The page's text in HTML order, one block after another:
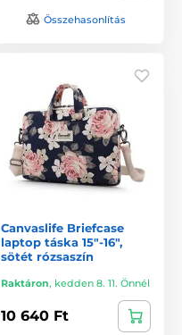
Összehasonlítás
Canvaslife Briefcase
laptop táska 15"-16",
sötét rózsaszín
Raktáron, kedden 8. 11. Önnél
10 640 Ft